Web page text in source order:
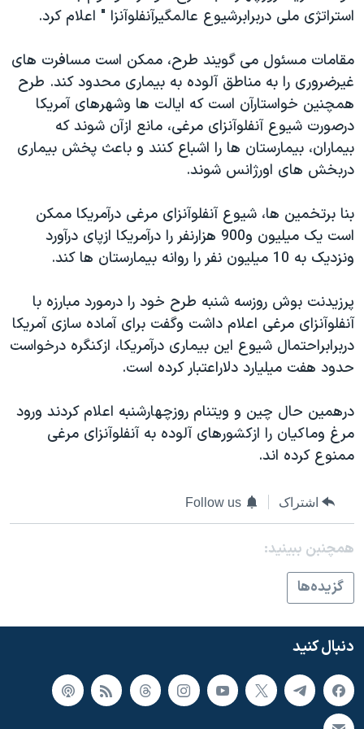
فرهنگ و زندگی
اقتصادی
علم و فناوری
اسرائیل در جنگ
گالری عکس
مستندها
حمله جمهوری اسلامی به اسرائیل
رمز مهسا
ورزش زنان در ایران
اعتراضات زن، زندگی، آزادی
تریبونال مردمی آبان ۹۸
دادگاه حمید نوری
قانون شفافیت دارائی کادر رهبری ایران
اعتراضات مردمی آبان ۹۸
اسرائیل در جنگ
همایش محافظه‌کاران آمریکا «سی‌پک»
صفحه‌های ویژه
دنبال کنید
زبانهای مختلف
استراتژی ملی دربرابرشيوع عالمگيرآنفلوآنزا " اعلام کرد.
مقامات مسئول می گويند طرح، ممکن است مسافرت های
غيرضروری را به مناطق آلوده به بيماری محدود کند. طرح
همچنين خواستارآن است که ايالت ها وشهرهای آمريکا
درصورت شيوع آنفلوآنزای مرغی، مانع ازآن شوند که
بيماران، بيمارستان ها را اشباع کنند و باعث پخش بيماری
دربخش های اورژانس شوند.
بنا برتخمين ها، شيوع آنفلوآنزای مرغی درآمريکا ممکن
است يک ميليون و900 هزارنفر را درآمريکا ازپای درآورد
ونزديک به 10 ميليون نفر را روانه بيمارستان ها کند.
پرزيدنت بوش روزسه شنبه طرح خود را درمورد مبارزه با
آنفلوآنزای مرغی اعلام داشت وگفت برای آماده سازی آمريکا
دربرابراحتمال شيوع اين بيماری درآمريکا، ازکنگره درخواست
حدود هفت ميليارد دلاراعتبار کرده است.
درهمين حال چين و ويتنام روزچهارشنبه اعلام کردند ورود
مرغ وماکيان را ازکشورهای آلوده به آنفلوآنزای مرغی
ممنوع کرده اند.
اشتراک Follow us
همچنبن ببینید:
گزيده‌ها
دنبال کنید